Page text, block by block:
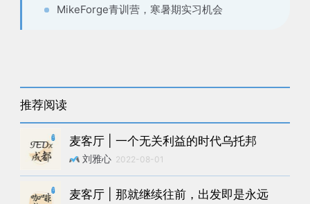
MikeForge青训营， 寒暑期实习机会
推荐阅读
麦客厅 | 一个无关利益的时代乌托邦
刘雅心 2022-08-01
麦客厅 | 那就继续往前，出发即是永远